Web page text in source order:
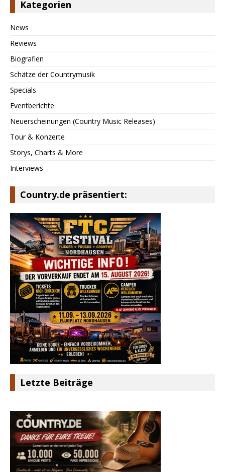
Kategorien
News
Reviews
Biografien
Schätze der Countrymusik
Specials
Eventberichte
Neuerscheinungen (Country Music Releases)
Tour & Konzerte
Storys, Charts & More
Interviews
Country.de präsentiert:
Letzte Beiträge